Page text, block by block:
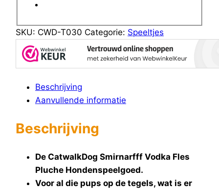
SKU: CWD-T030 Categorie: Speeltjes
Beschrijving
Aanvullende informatie
Beschrijving
De CatwalkDog Smirnarfff Vodka Fles
Pluche Hondenspeelgoed.
Voor al die pups op de tegels, wat is er